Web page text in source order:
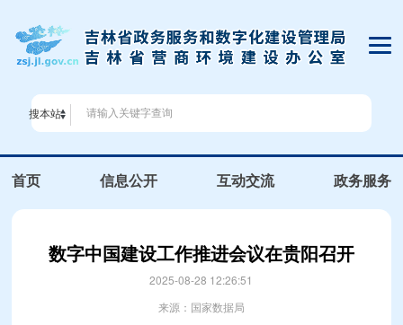
搜本站
首页 信息公开 互动交流 政务服务
数字中国建设工作推进会议在贵阳召开
2025-08-28 12:26:51
来源：国家数据局